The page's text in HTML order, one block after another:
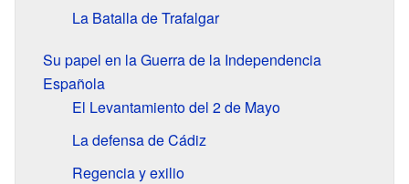
La Batalla de Trafalgar
Su papel en la Guerra de la Independencia
Española
El Levantamiento del 2 de Mayo
La defensa de Cádiz
Regencia y exilio